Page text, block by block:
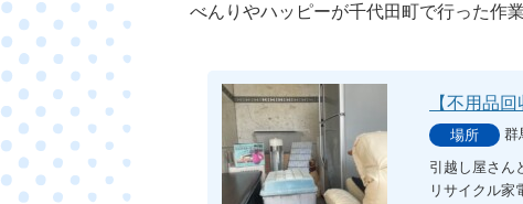
べんりやハッピーが千代田町で行った作
【不用品
場所 群
引越し屋さん
リサイクル